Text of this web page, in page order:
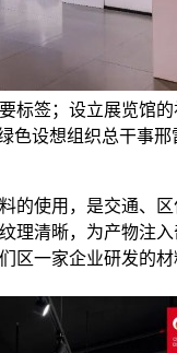
标签；设立展览馆的
色设想组织总干事邢
使用，是交通、区
理清晰，为产物注
区一家企业研发的